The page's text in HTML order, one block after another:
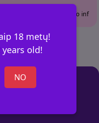
18 metų!
old!
NO
perziurekite profilio inf
+ SKELBIMĄ